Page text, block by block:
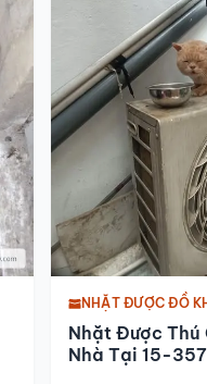
NHẶT ĐƯỢC ĐỒ
Nhặt Được Thú
Nhà Tại 15-